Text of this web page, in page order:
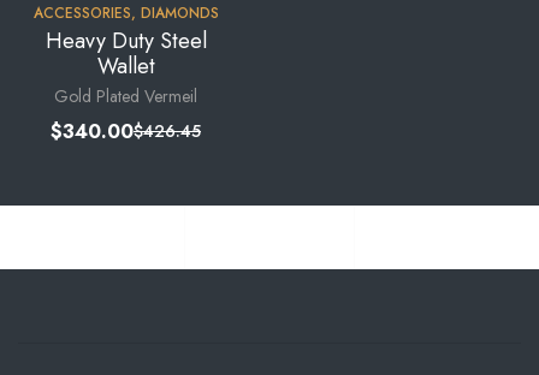
ACCESSORIES, DIAMONDS
Heavy Duty Steel
Wallet
Gold Plated Vermeil
$426.45
$340.00